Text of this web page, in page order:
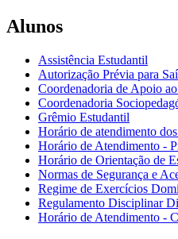
Alunos
Assistência Estudantil
Autorização Prévia para
Coordenadoria de Apoio
Coordenadoria
Grêmio Estudantil
Horário de atendimento
Horário de Atendimento -
Horário de Orientação de
Normas de Segurança e
Regime de Exercícios
Regulamento Disciplinar
Horário de Atendimento -